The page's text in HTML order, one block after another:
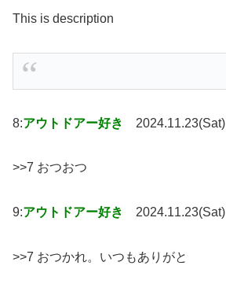
This is description
8:アウトドアー好き 2024.11.23(Sat)
>>7 おつおつ
9:アウトドアー好き 2024.11.23(Sat)
>>7 おつかれ。いつもありがと